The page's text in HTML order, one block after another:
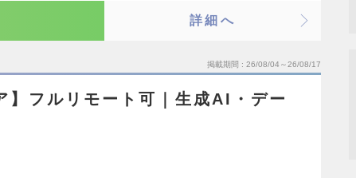
詳細へ
掲載期間 26/08/04～26/08/17
】フルリモート可｜生成AI・デー